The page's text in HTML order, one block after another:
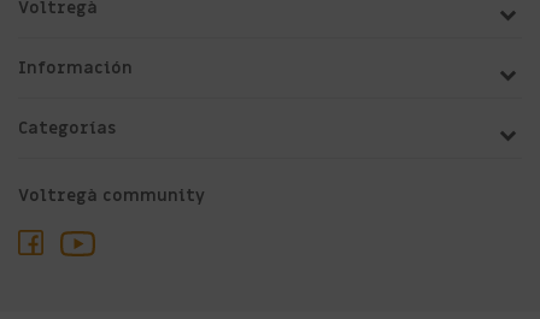
Voltregà
Información
Categorías
Voltregà community